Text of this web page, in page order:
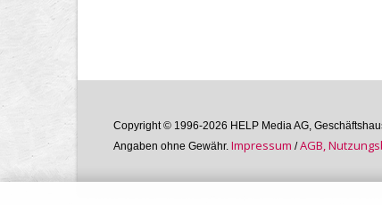
Copyright © 1996-2026 HELP Media AG,
Angaben ohne Gewähr. Im­pres­sum /AGB,